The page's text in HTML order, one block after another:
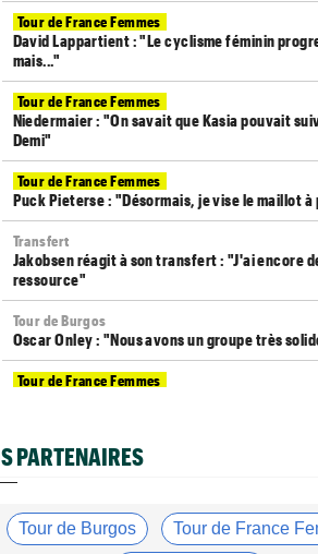
Tour de France Femmes
David Lappartient : "Le cyclisme féminin
mais..."
Tour de France Femmes
Niedermaier : "On savait que Kasia pouvait
Demi"
Tour de France Femmes
Puck Pieterse : "Désormais, je vise le maillot à
Transfert
Jakobsen réagit à son transfert : "J'ai encore
ressource"
Tour de Burgos
Oscar Onley : "Nous avons un groupe très
Tour de France Femmes
Transfert
Le Mercato vélo est ouvert... voici toutes les
Média
PARTENAIRES
Tour de Burgos Tour de France